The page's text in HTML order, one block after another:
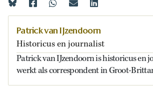
Patrick van IJzendoorn
Historicus en journalist
Patrick van IJzendoorn is historicus en
werkt als correspondent in Groot-